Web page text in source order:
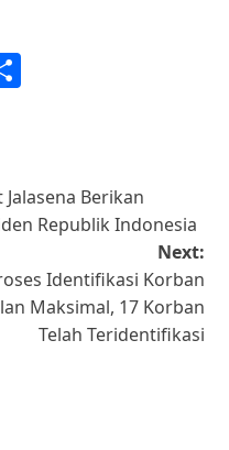
Berikan
Republik Indonesia
Next:
Identifikasi Korban
Maksimal, 17 Korban
Telah Teridentifikasi